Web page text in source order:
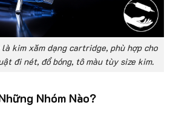
kim xăm dạng cartridge, phù hợp cho
đi nét, đổ bóng, tô màu tùy size kim.
Nhóm Nào?